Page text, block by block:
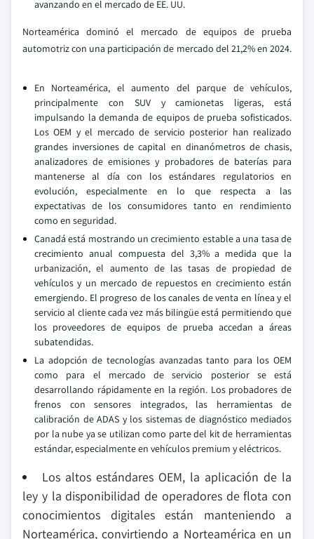
avanzando en el mercado de EE. UU.
Norteamérica dominó el mercado de equipos de prueba
automotriz con una participación de mercado del 21,2% en 2024.
En Norteamérica, el aumento del parque de vehículos,
principalmente con SUV y camionetas ligeras, está
impulsando la demanda de equipos de prueba sofisticados.
Los OEM y el mercado de servicio posterior han realizado
grandes inversiones de capital en dinanómetros de chasis,
analizadores de emisiones y probadores de baterías para
mantenerse al día con los estándares regulatorios en
evolución, especialmente en lo que respecta a las
expectativas de los consumidores tanto en rendimiento
como en seguridad.
Canadá está mostrando un crecimiento estable a una tasa de
crecimiento anual compuesta del 3,3% a medida que la
urbanización, el aumento de las tasas de propiedad de
vehículos y un mercado de repuestos en crecimiento están
emergiendo. El progreso de los canales de venta en línea y el
servicio al cliente cada vez más bilingüe está permitiendo que
los proveedores de equipos de prueba accedan a áreas
subatendidas.
La adopción de tecnologías avanzadas tanto para los OEM
como para el mercado de servicio posterior se está
desarrollando rápidamente en la región. Los probadores de
frenos con sensores integrados, las herramientas de
calibración de ADAS y los sistemas de diagnóstico mediados
por la nube ya se utilizan como parte del kit de herramientas
estándar, especialmente en vehículos premium y eléctricos.
Los altos estándares OEM, la aplicación de la
ley y la disponibilidad de operadores de flota con
conocimientos digitales están manteniendo a
Norteamérica, convirtiendo a Norteamérica en un